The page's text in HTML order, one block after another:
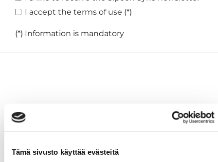
Tämä sivusto käyttää evästeitä
I accept the terms of use (*)
(*) Information is mandatory